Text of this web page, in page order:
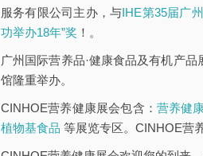
服务有限公司主办，与IHE第35届广
功举办18年”奖 ！。
广州国际营养品·健康食品及有机产品
馆隆重举办。
CINHOE营养健康展会包含： 营养健
植物基食品 等展览专区。CINHOE营